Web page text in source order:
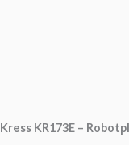
Kress KR173E –